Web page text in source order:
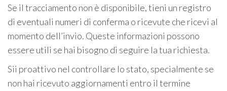
Se il tracciamento non è disponibile, tieni un registro
di eventuali numeri di conferma o ricevute che ricevi al
momento dell’invio. Queste informazioni possono
essere utili se hai bisogno di seguire la tua richiesta.
Sii proattivo nel controllare lo stato, specialmente se
non hai ricevuto aggiornamenti entro il termine